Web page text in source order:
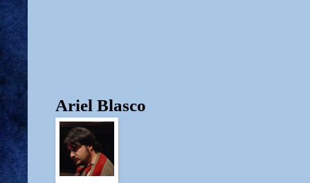
Ariel Blasco